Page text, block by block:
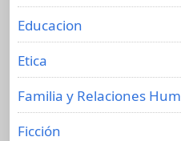
Educacion
Etica
Familia y Relaciones
Ficción